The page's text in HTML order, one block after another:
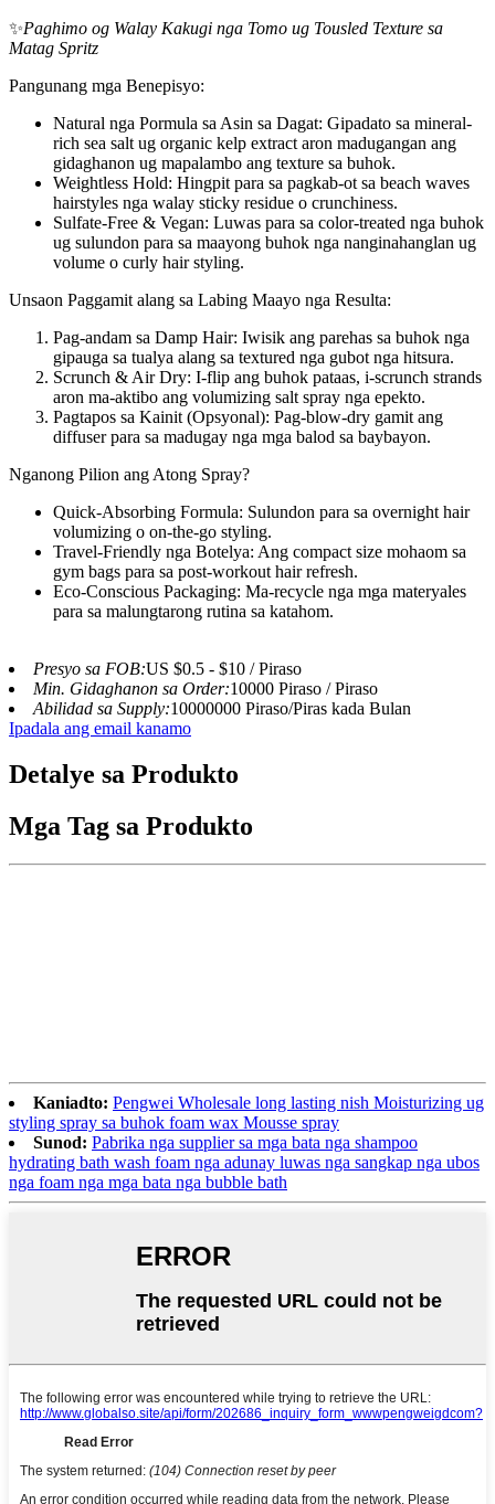
✨Paghimo og Walay Kakugi nga Tomo ug Tousled Texture sa
Matag Spritz
Pangunang mga Benepisyo:
‌Natural nga Pormula sa Asin sa Dagat‌: Gipadato sa mineral-
rich sea salt ug organic kelp extract aron madugangan ang
gidaghanon ug mapalambo ang texture sa buhok.
‌Weightless Hold‌: Hingpit para sa pagkab-ot sa ‌beach waves
hairstyles‌ nga walay sticky residue o crunchiness.
‌Sulfate-Free & Vegan‌: Luwas para sa color-treated nga buhok
ug sulundon para sa ‌maayong buhok nga nanginahanglan ug
volume‌ o ‌curly hair styling‌.
‌Unsaon Paggamit alang sa Labing Maayo nga Resulta:‌
‌Pag-andam sa Damp Hair‌: Iwisik ang parehas sa buhok nga
gipauga sa tualya alang sa ‌textured nga gubot nga hitsura‌.
‌Scrunch & Air Dry‌: I-flip ang buhok pataas, i-scrunch strands
aron ma-aktibo ang ‌volumizing salt spray‌ nga epekto.
‌Pagtapos sa Kainit (Opsyonal): Pag-blow-dry gamit ang
diffuser para sa ‌madugay nga mga balod sa baybayon‌.
Nganong Pilion ang Atong Spray?
‌Quick-Absorbing Formula‌: Sulundon para sa ‌overnight hair
volumizing‌ o ‌on-the-go styling‌.
‌Travel-Friendly nga Botelya‌: Ang compact size mohaom sa
gym bags para sa ‌post-workout hair refresh‌.
‌Eco-Conscious Packaging‌: Ma-recycle nga mga materyales
para sa malungtarong rutina sa katahom.
Presyo sa FOB:US $0.5 - $10 / Piraso
Min. Gidaghanon sa Order:10000 Piraso / Piraso
Abilidad sa Supply:10000000 Piraso/Piras kada Bulan
Ipadala ang email kanamo
Detalye sa Produkto
Mga Tag sa Produkto
Kaniadto: Pengwei Wholesale long lasting nish Moisturizing ug
styling spray sa buhok foam wax Mousse spray
Sunod: Pabrika nga supplier sa mga bata nga shampoo
hydrating bath wash foam nga adunay luwas nga sangkap nga ubos
nga foam nga mga bata nga bubble bath